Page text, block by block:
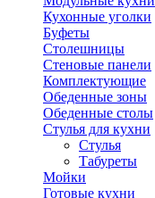
Кухонные уголки
Буфеты
Столешницы
Стеновые панели
Комплектующие
Обеденные зоны
Обеденные столы
Стулья для кухни
Cтулья
Табуреты
Мойки
Готовые кухни